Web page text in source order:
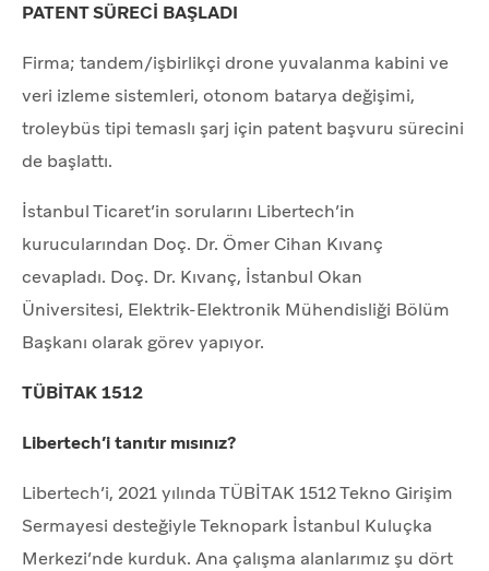
PATENT SÜRECİ BAŞLADI
Firma; tandem/işbirlikçi drone yuvalanma kabini ve
veri izleme sistemleri, otonom batarya değişimi,
troleybüs tipi temaslı şarj için patent başvuru sürecini
de başlattı.
İstanbul Ticaret’in sorularını Libertech’in
kurucularından Doç. Dr. Ömer Cihan Kıvanç
cevapladı. Doç. Dr. Kıvanç, İstanbul Okan
Üniversitesi, Elektrik-Elektronik Mühendisliği Bölüm
Başkanı olarak görev yapıyor.
TÜBİTAK 1512
Libertech’i tanıtır mısınız?
Libertech’i, 2021 yılında TÜBİTAK 1512 Tekno Girişim
Sermayesi desteğiyle Teknopark İstanbul Kuluçka
Merkezi’nde kurduk. Ana çalışma alanlarımız şu dört